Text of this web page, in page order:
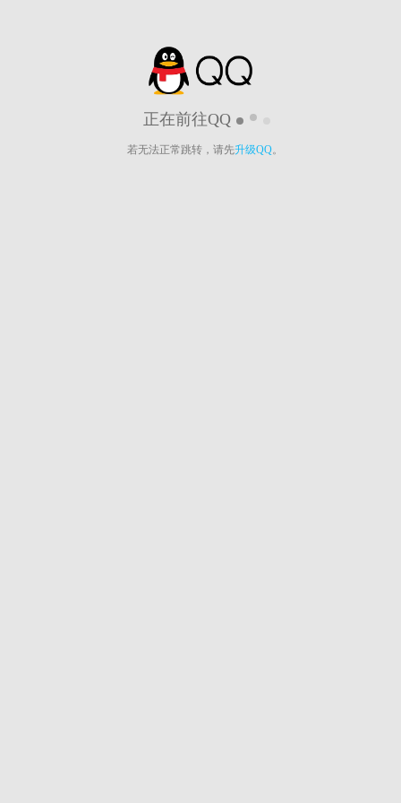
正在前往QQ
若无法正常跳转，请先升级QQ。